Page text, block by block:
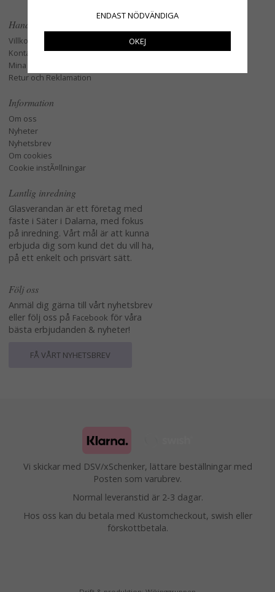
Handla
Villkor
Kontakta oss
Mina favoriter
Retur och Reklamation
Information
Om oss
Nyheter
Nyhetsbrev
Om cookies
Cookie instÃ¤llningar
Lantlig inredning
Glasverandan är ett företag med
fäste i Säter i Dalarna, med fokus
på inredning. Vårt mål är att kunna
erbjuda dig som kund det du vill ha,
på ett enkelt och prisvärt sätt.
Följ oss
Anmäl dig gärna till vårt nyhetsbrev
eller följ oss på Facebook för våra
bästa erbjudanden & nyheter!
FÅ VÅRT NYHETSBREV
Vi skickar med DSV/xSchenker, lättare beställningar med
Posten som varubrev.
Normal leveranstid är 2-3 dagar.
Hos oss kan du betala med Kustomcheckout, swish eller
förskottbetala.
ENDAST NÖDVÄNDIGA
OKEJ